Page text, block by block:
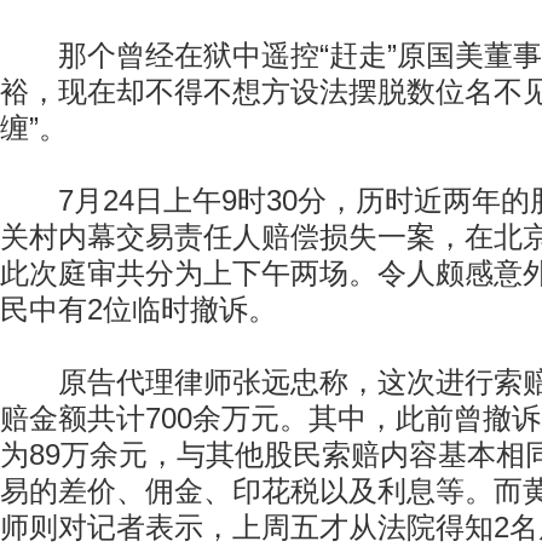
那个曾经在狱中遥控“赶走”原国美董
裕，现在却不得不想方设法摆脱数位名不
缠”。
7月24日上午9时30分，历时近两年的
关村内幕交易责任人赔偿损失一案，在北
此次庭审共分为上下午两场。令人颇感意
民中有2位临时撤诉。
原告代理律师张远忠称，这次进行索
赔金额共计700余万元。其中，此前曾撤
为89万余元，与其他股民索赔内容基本相
易的差价、佣金、印花税以及利息等。而
师则对记者表示，上周五才从法院得知2